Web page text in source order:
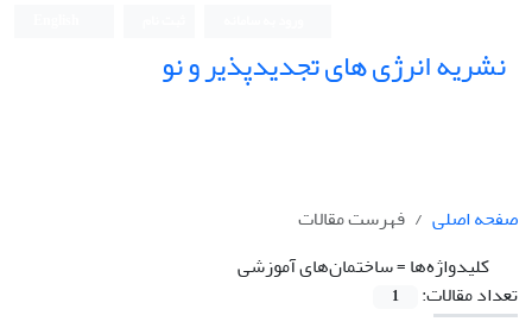
نشریه انرژی های تجدیدپذیر و نو
صفحه اصلی
فهرست مقالات
کلیدواژه‌ها =ساختمان‌های آموزشی
تعداد مقالات:
1